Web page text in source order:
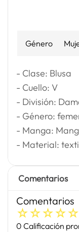
Género
- Clase: Blusa
- Cuello: V
- División:
- Género:
- Manga:
- Material:
Comentarios
Comentarios
☆☆☆☆☆
0 Calificación